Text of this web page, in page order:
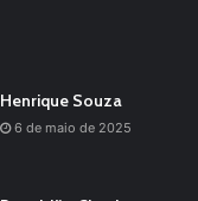
Henrique Souza
6 de maio de 2025